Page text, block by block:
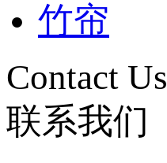
竹帘
Contact Us
联系我们